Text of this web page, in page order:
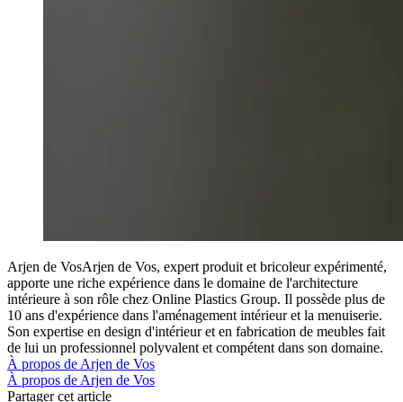
Arjen de VosArjen de Vos, expert produit et bricoleur expérimenté,
apporte une riche expérience dans le domaine de l'architecture
intérieure à son rôle chez Online Plastics Group. Il possède plus de
10 ans d'expérience dans l'aménagement intérieur et la menuiserie.
Son expertise en design d'intérieur et en fabrication de meubles fait
de lui un professionnel polyvalent et compétent dans son domaine.
À propos de Arjen de Vos
À propos de Arjen de Vos
Partager cet article